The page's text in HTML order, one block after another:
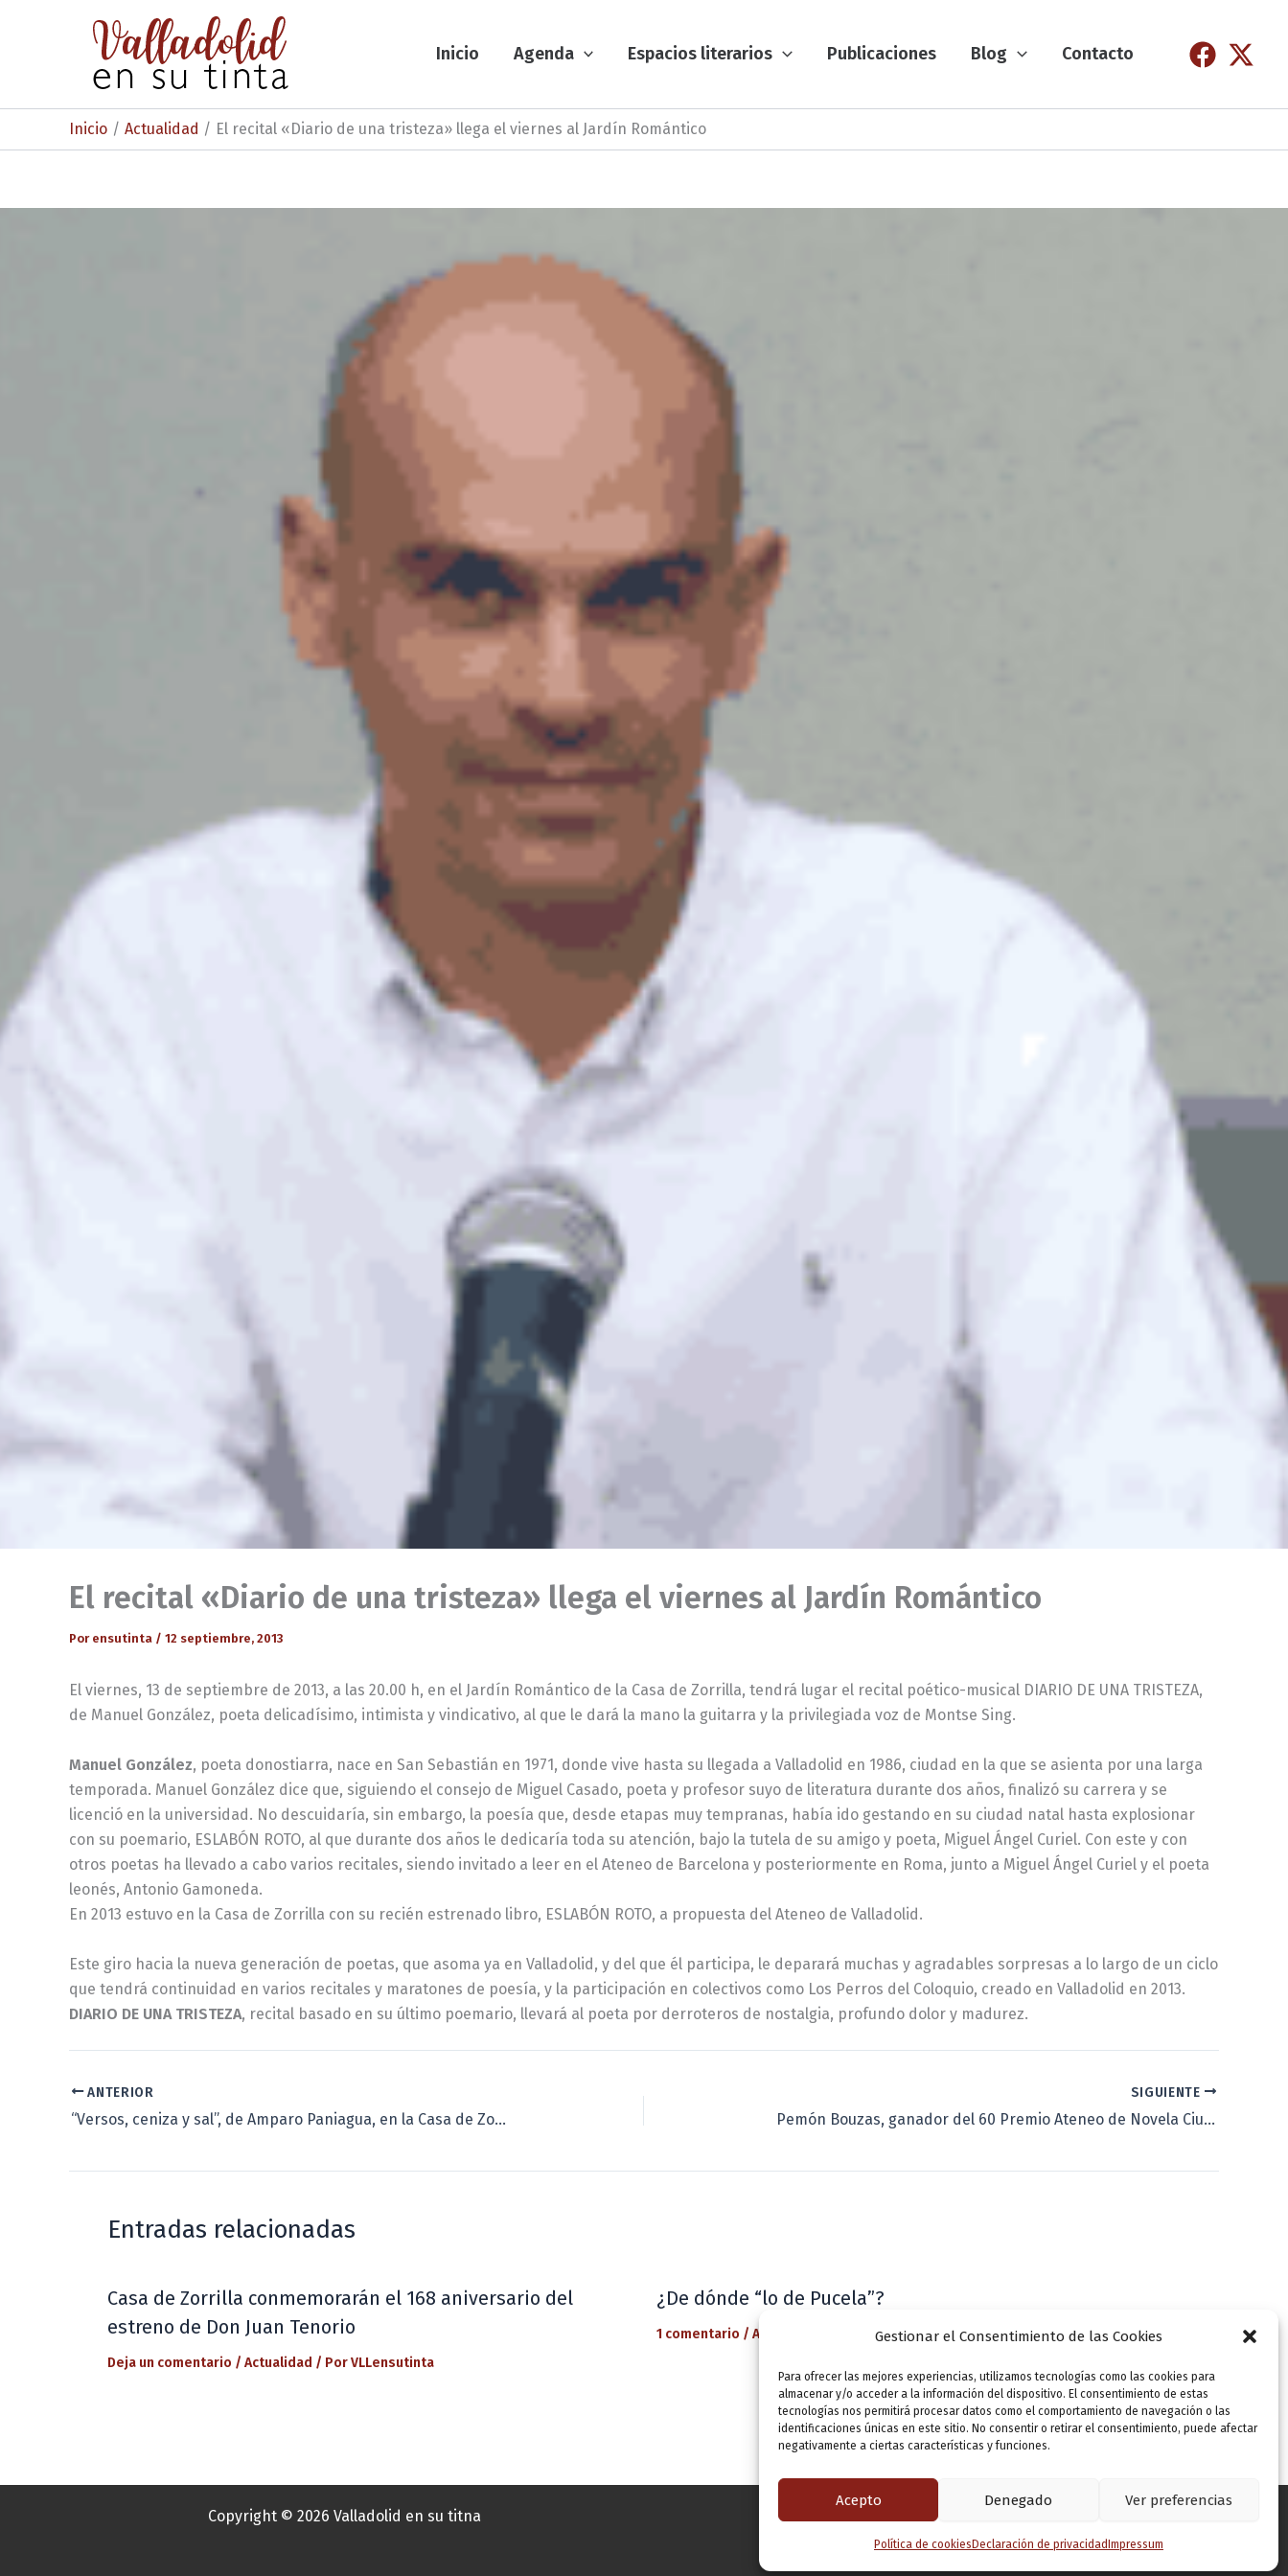
Gestionar el Consentimiento de las Cookies
Para ofrecer las mejores experiencias, utilizamos tecnologías como las cookies para
almacenar y/o acceder a la información del dispositivo. El consentimiento de estas
tecnologías nos permitirá procesar datos como el comportamiento de navegación o las
identificaciones únicas en este sitio. No consentir o retirar el consentimiento, puede afectar
negativamente a ciertas características y funciones.
Acepto Denegado Ver preferencias
Política de cookies Declaración de privacidad Impressum
Inicio Agenda Espacios literarios Publicaciones Blog Contacto
Inicio Actualidad El recital «Diario de una tristeza» llega el viernes al Jardín Romántico
El recital «Diario de una tristeza» llega el viernes al Jardín Romántico
Por ensutinta / 12 septiembre, 2013
El viernes, 13 de septiembre de 2013, a las 20.00 h, en el Jardín Romántico de la Casa de Zorrilla, tendrá lugar el recital poético-musical DIARIO DE UNA TRISTEZA,
de Manuel González, poeta delicadísimo, intimista y vindicativo, al que le dará la mano la guitarra y la privilegiada voz de Montse Sing.
Manuel González, poeta donostiarra, nace en San Sebastián en 1971, donde vive hasta su llegada a Valladolid en 1986, ciudad en la que se asienta por una larga
temporada. Manuel González dice que, siguiendo el consejo de Miguel Casado, poeta y profesor suyo de literatura durante dos años, finalizó su carrera y se
licenció en la universidad. No descuidaría, sin embargo, la poesía que, desde etapas muy tempranas, había ido gestando en su ciudad natal hasta explosionar
con su poemario, ESLABÓN ROTO, al que durante dos años le dedicaría toda su atención, bajo la tutela de su amigo y poeta, Miguel Ángel Curiel. Con este y con
otros poetas ha llevado a cabo varios recitales, siendo invitado a leer en el Ateneo de Barcelona y posteriormente en Roma, junto a Miguel Ángel Curiel y el poeta
leonés, Antonio Gamoneda.
En 2013 estuvo en la Casa de Zorrilla con su recién estrenado libro, ESLABÓN ROTO, a propuesta del Ateneo de Valladolid.
Este giro hacia la nueva generación de poetas, que asoma ya en Valladolid, y del que él participa, le deparará muchas y agradables sorpresas a lo largo de un ciclo
que tendrá continuidad en varios recitales y maratones de poesía, y la participación en colectivos como Los Perros del Coloquio, creado en Valladolid en 2013.
DIARIO DE UNA TRISTEZA, recital basado en su último poemario, llevará al poeta por derroteros de nostalgia, profundo dolor y madurez.
ANTERIOR
“Versos, ceniza y sal”, de Amparo Paniagua, en la Casa de Zorrilla
SIGUIENTE
Pemón Bouzas, ganador del 60 Premio Ateneo de Novela Ciudad de Valladolid
Entradas relacionadas
Casa de Zorrilla conmemorarán el 168 aniversario del
estreno de Don Juan Tenorio
Deja un comentario / Actualidad / PorVLLensutinta
¿De dónde “lo de Pucela”?
1 comentario / Actualidad VLLensutinta
Copyright © 2026 Valladolid en su titna